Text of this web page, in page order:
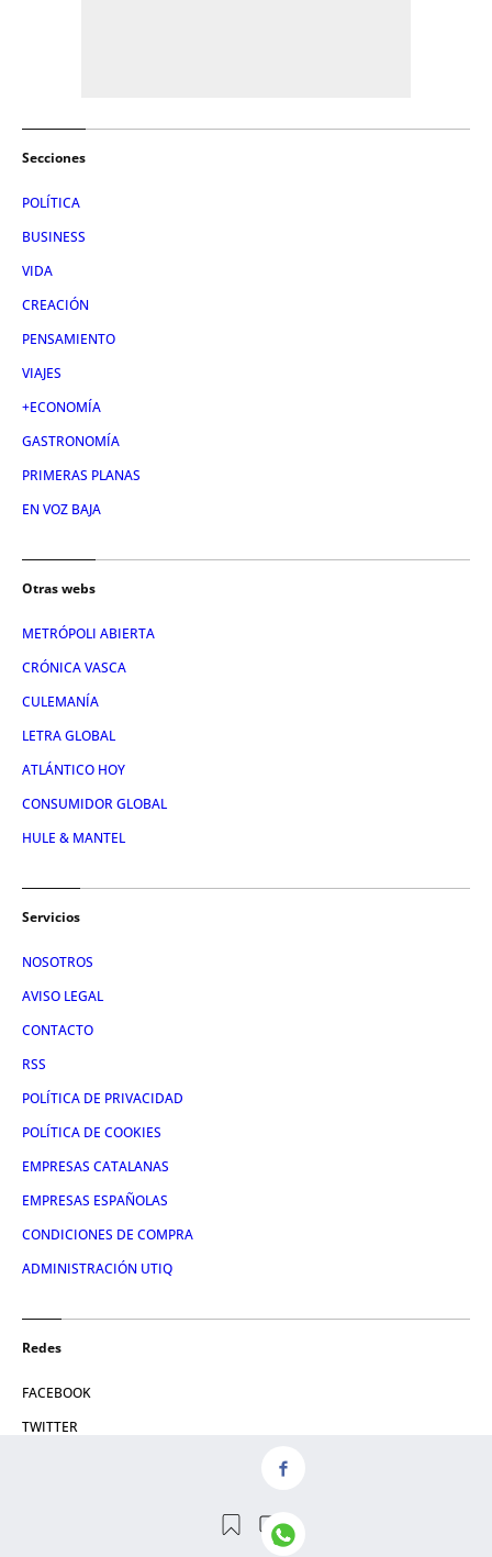
Secciones
POLÍTICA
BUSINESS
VIDA
CREACIÓN
PENSAMIENTO
VIAJES
+ECONOMÍA
GASTRONOMÍA
PRIMERAS PLANAS
EN VOZ BAJA
Otras webs
METRÓPOLI ABIERTA
CRÓNICA VASCA
CULEMANÍA
LETRA GLOBAL
ATLÁNTICO HOY
CONSUMIDOR GLOBAL
HULE & MANTEL
Servicios
NOSOTROS
AVISO LEGAL
CONTACTO
RSS
POLÍTICA DE PRIVACIDAD
POLÍTICA DE COOKIES
EMPRESAS CATALANAS
EMPRESAS ESPAÑOLAS
CONDICIONES DE COMPRA
ADMINISTRACIÓN UTIQ
Redes
FACEBOOK
TWITTER